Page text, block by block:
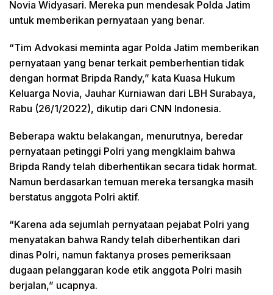
Novia Widyasari. Mereka pun mendesak Polda Jatim
untuk memberikan pernyataan yang benar.
“Tim Advokasi meminta agar Polda Jatim memberikan
pernyataan yang benar terkait pemberhentian tidak
dengan hormat Bripda Randy,” kata Kuasa Hukum
Keluarga Novia, Jauhar Kurniawan dari LBH Surabaya,
Rabu (26/1/2022), dikutip dari CNN Indonesia.
Beberapa waktu belakangan, menurutnya, beredar
pernyataan petinggi Polri yang mengklaim bahwa
Bripda Randy telah diberhentikan secara tidak hormat.
Namun berdasarkan temuan mereka tersangka masih
berstatus anggota Polri aktif.
“Karena ada sejumlah pernyataan pejabat Polri yang
menyatakan bahwa Randy telah diberhentikan dari
dinas Polri, namun faktanya proses pemeriksaan
dugaan pelanggaran kode etik anggota Polri masih
berjalan,” ucapnya.